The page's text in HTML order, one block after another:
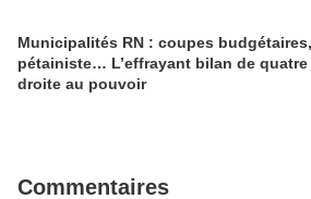
Municipalités RN : coupes
pétainiste… L’effrayant bilan de quatre
droite au pouvoir
Commentaires